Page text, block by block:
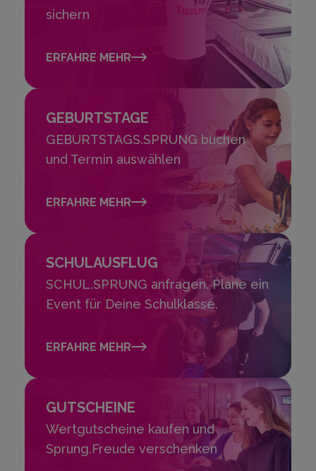
sichern
ERFAHRE MEHR
GEBURTSTAGE
GEBURTSTAGS.SPRUNG buchen
und Termin auswählen
ERFAHRE MEHR
SCHULAUSFLUG
SCHUL.SPRUNG anfragen. Plane ein
Event für Deine Schulklasse.
ERFAHRE MEHR
GUTSCHEINE
Wertgutscheine kaufen und
Sprung.Freude verschenken